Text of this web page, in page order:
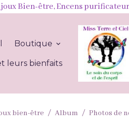
Bien-être, Encens
Boutique
leurs bienfaits
bien-être Album Photos de